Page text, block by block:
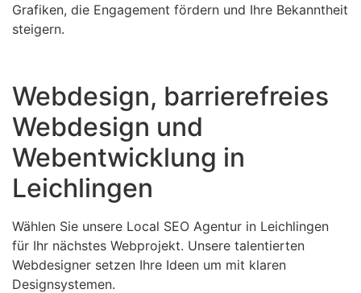
Grafiken, die Engagement fördern und Ihre Bekanntheit
steigern.
Webdesign, barrierefreies
Webdesign und
Webentwicklung in
Leichlingen
Wählen Sie unsere Local SEO Agentur in Leichlingen
für Ihr nächstes Webprojekt. Unsere talentierten
Webdesigner setzen Ihre Ideen um mit klaren
Designsystemen.